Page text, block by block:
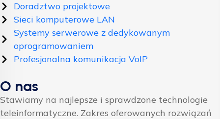
Doradztwo projektowe
Sieci komputerowe LAN
Systemy serwerowe z dedykowanym
oprogramowaniem
Profesjonalna komunikacja VoIP
O nas
Stawiamy na najlepsze i sprawdzone technologie
teleinformatyczne. Zakres oferowanych rozwiązań